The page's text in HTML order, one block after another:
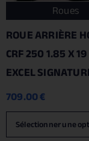
Roues
ROUE ARRIÈRE
CRF 250 1.85 X
EXCEL
709.00€
Sélectionner une